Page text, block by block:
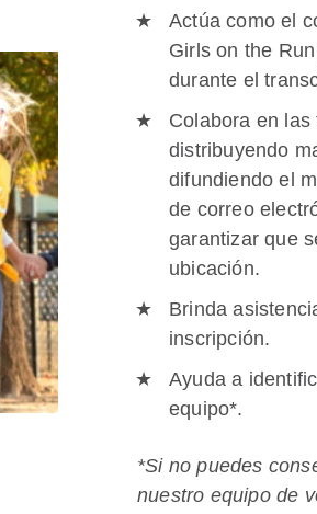
Actúa como el
Girls on the
durante el
Colabora en
distribuyendo
difundiendo el
de correo
garantizar que
ubicación.
Brinda
inscripción.
Ayuda a
equipo*.
*Si no puedes
nuestro equipo de